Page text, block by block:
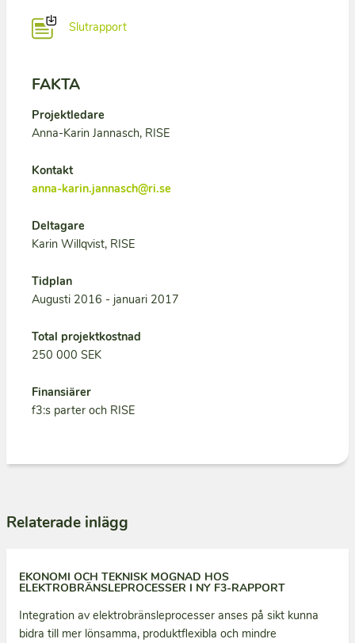
Slutrapport
FAKTA
Projektledare
Anna-Karin Jannasch, RISE
Kontakt
anna-karin.jannasch@ri.se
Deltagare
Karin Willqvist, RISE
Tidplan
Augusti 2016 - januari 2017
Total projektkostnad
250 000 SEK
Finansiärer
f3:s parter och RISE
Relaterade inlägg
EKONOMI OCH TEKNISK MOGNAD HOS
ELEKTROBRÄNSLEPROCESSER I NY F3-RAPPORT
Integration av elektrobränsleprocesser anses på sikt kunna
bidra till mer lönsamma, produktflexibla och mindre